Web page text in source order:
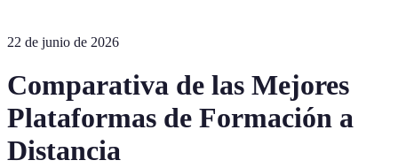
22 de junio de 2026
Comparativa de las Mejores
Plataformas de Formación a
Distancia